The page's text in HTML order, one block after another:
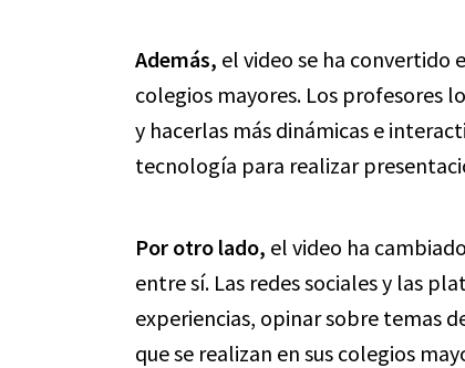
Además, el video se ha convertido
colegios mayores. Los profesores
y hacerlas más dinámicas e
tecnología para realizar
Por otro lado, el video ha
entre sí. Las redes sociales y las
experiencias, opinar sobre temas
que se realizan en sus colegios